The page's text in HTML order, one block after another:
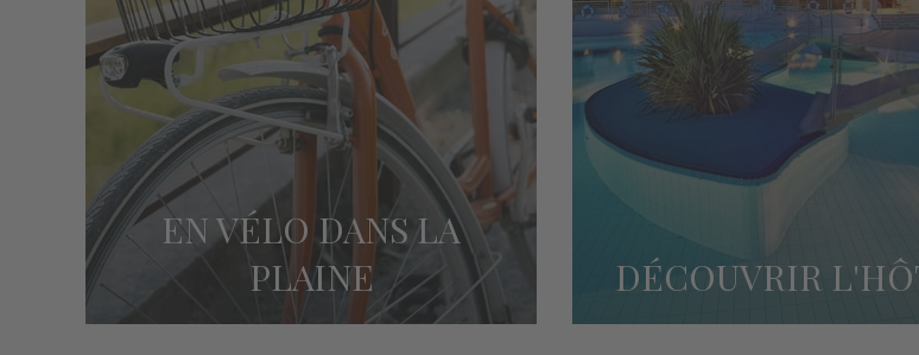
EN VÉLO DANS LA
PLAINE
DÉCOUVRIR